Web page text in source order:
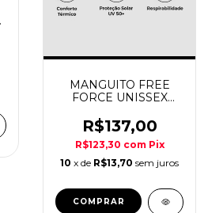
MANGUITO FREE
FORCE UNISSEX
R$137,00
R$123,30 com Pix
10 x de R$13,70 sem juros
COMPRAR